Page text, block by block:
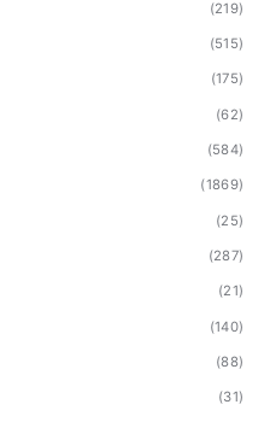
(219)
(515)
(175)
(62)
(584)
(1869)
(25)
(287)
(21)
(140)
(88)
(31)